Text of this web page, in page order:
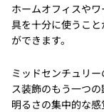
ホームオフィスや
具を十分に使うこ
ができます。
ミッドセンチュリ
ス装飾のもう一つ
明るさの集中的な感